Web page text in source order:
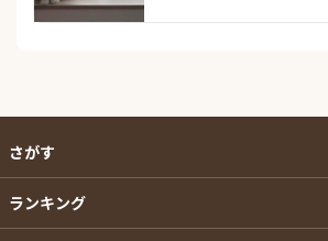
さがす
ランキング